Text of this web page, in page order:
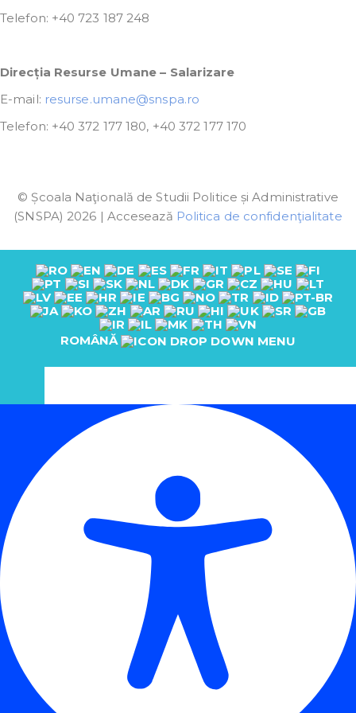
Telefon: +40 723 187 248
Direcția Resurse Umane – Salarizare
E-mail: resurse.umane@snspa.ro
Telefon: +40 372 177 180, +40 372 177 170
© Școala Naţională de Studii Politice și Administrative
(SNSPA) 2026 | Accesează Politica de confidenţialitate
ROMÂNĂ